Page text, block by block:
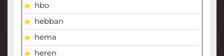
hbo
hebban
hema
heren